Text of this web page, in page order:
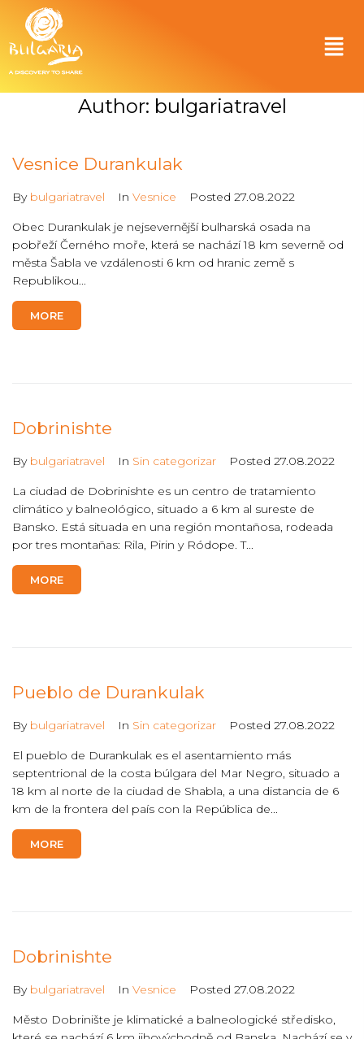
Author: bulgariatravel
Vesnice Durankulak
By bulgariatravel In Vesnice Posted 27.08.2022
Obec Durankulak je nejsevernější bulharská osada na
pobřeží Černého moře, která se nachází 18 km severně od
města Šabla ve vzdálenosti 6 km od hranic země s
Republikou...
MORE
Dobrinishte
By bulgariatravel In Sin categorizar Posted 27.08.2022
La ciudad de Dobrinishte es un centro de tratamiento
climático y balneológico, situado a 6 km al sureste de
Bansko. Está situada en una región montañosa, rodeada
por tres montañas: Rila, Pirin y Ródope. T...
MORE
Pueblo de Durankulak
By bulgariatravel In Sin categorizar Posted 27.08.2022
El pueblo de Durankulak es el asentamiento más
septentrional de la costa búlgara del Mar Negro, situado a
18 km al norte de la ciudad de Shabla, a una distancia de 6
km de la frontera del país con la República de...
MORE
Dobrinishte
By bulgariatravel In Vesnice Posted 27.08.2022
Město Dobrinište je klimatické a balneologické středisko,